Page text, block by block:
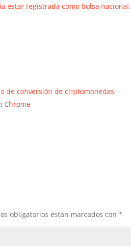
estar registrada como bolsa nacional.
de conversión de criptomonedas
Chrome
obligatorios están marcados con*